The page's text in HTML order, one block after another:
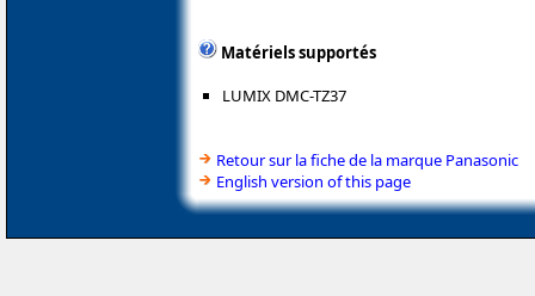
Matériels supportés
LUMIX DMC-TZ37
Retour sur la fiche de la marque Panasonic
English version of this page